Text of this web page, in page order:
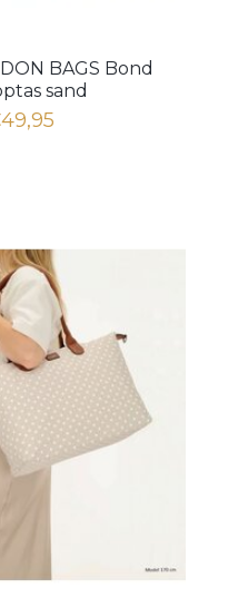
BAGS Bond
sand